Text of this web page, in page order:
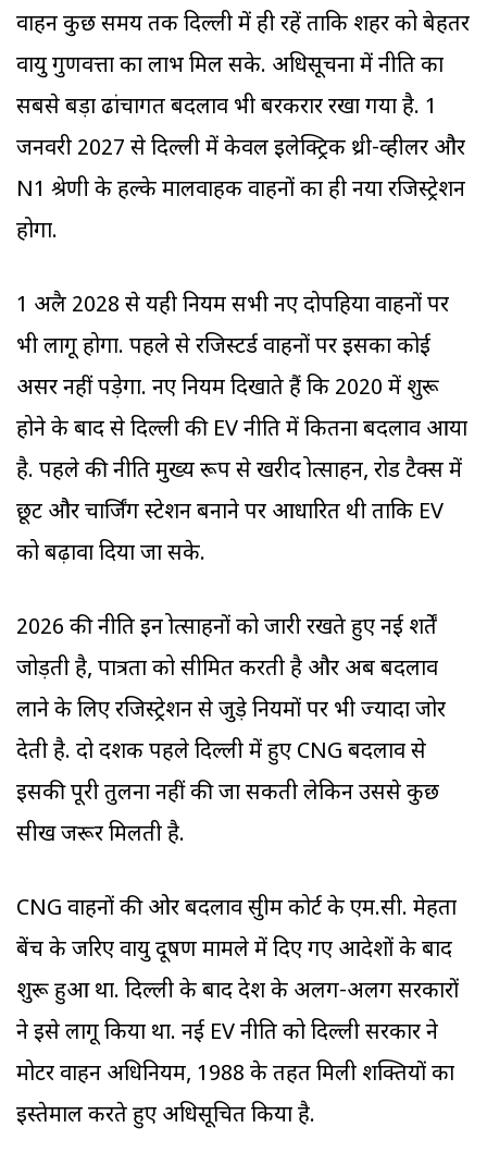
वाहन कुछ समय तक दिल्ली में ही रहें ताकि शहर को बेहतर
वायु गुणवत्ता का लाभ मिल सके. अधिसूचना में नीति का
सबसे बड़ा ढांचागत बदलाव भी बरकरार रखा गया है. 1
जनवरी 2027 से दिल्ली में केवल इलेक्ट्रिक थ्री-व्हीलर और
N1 श्रेणी के हल्के मालवाहक वाहनों का ही नया रजिस्ट्रेशन
होगा.
1 अप्रैल 2028 से यही नियम सभी नए दोपहिया वाहनों पर
भी लागू होगा. पहले से रजिस्टर्ड वाहनों पर इसका कोई
असर नहीं पड़ेगा. नए नियम दिखाते हैं कि 2020 में शुरू
होने के बाद से दिल्ली की EV नीति में कितना बदलाव आया
है. पहले की नीति मुख्य रूप से खरीद प्रोत्साहन, रोड टैक्स में
छूट और चार्जिंग स्टेशन बनाने पर आधारित थी ताकि EV
को बढ़ावा दिया जा सके.
2026 की नीति इन प्रोत्साहनों को जारी रखते हुए नई शर्तें
जोड़ती है, पात्रता को सीमित करती है और अब बदलाव
लाने के लिए रजिस्ट्रेशन से जुड़े नियमों पर भी ज्यादा जोर
देती है. दो दशक पहले दिल्ली में हुए CNG बदलाव से
इसकी पूरी तुलना नहीं की जा सकती लेकिन उससे कुछ
सीख जरूर मिलती है.
CNG वाहनों की ओर बदलाव सुप्रीम कोर्ट के एम.सी. मेहता
बेंच के जरिए वायु प्रदूषण मामले में दिए गए आदेशों के बाद
शुरू हुआ था. दिल्ली के बाद देश के अलग-अलग सरकारों
ने इसे लागू किया था. नई EV नीति को दिल्ली सरकार ने
मोटर वाहन अधिनियम, 1988 के तहत मिली शक्तियों का
इस्तेमाल करते हुए अधिसूचित किया है.